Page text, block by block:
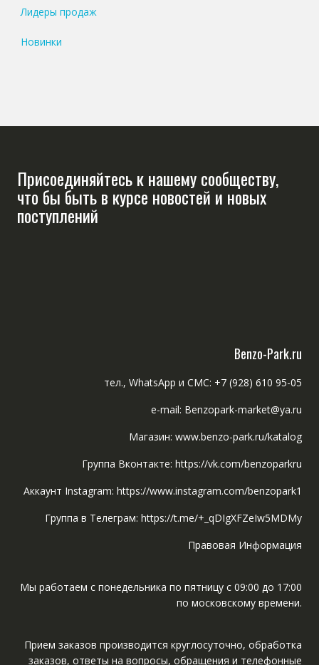
Лидеры продаж
Новинки
Присоединяйтесь к нашему сообществу,
что бы быть в курсе новостей и новых
поступлений
Benzo-Park.ru
тел., WhatsApp и СМС: +7 (928) 610 95-05
e-mail: Benzopark-market@ya.ru
Магазин: www.benzo-park.ru/katalog
Группа Вконтакте: https://vk.com/benzoparkru
Аккаунт Instagram: https://www.instagram.com/benzopark1
Группа в Телеграм: https://t.me/+_qDIgXFZeIw5MDMy
Правовая Информация
Мы работаем с понедельника по пятницу с 09:00 до 17:00
по московскому времени.
Прием заказов производится круглосуточно, обработка
заказов, ответы на вопросы, обращения и телефонные